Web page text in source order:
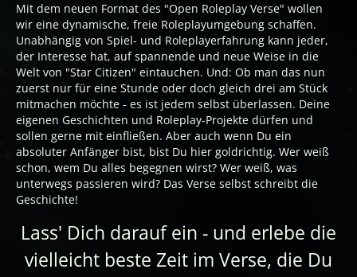
Mit dem neuen Format des "Open Roleplay Verse" wollen
wir eine dynamische, freie Roleplayumgebung schaffen.
Unabhängig von Spiel- und Roleplayerfahrung kann jeder,
der Interesse hat, auf spannende und neue Weise in die
Welt von "Star Citizen" eintauchen. Und: Ob man das nun
zuerst nur für eine Stunde oder doch gleich drei am Stück
mitmachen möchte - es ist jedem selbst überlassen. Deine
eigenen Geschichten und Roleplay-Projekte dürfen und
sollen gerne mit einfließen. Aber auch wenn Du ein
absoluter Anfänger bist, bist Du hier goldrichtig. Wer weiß
schon, wem Du alles begegnen wirst? Wer weiß, was
unterwegs passieren wird? Das Verse selbst schreibt die
Geschichte!
Lass' Dich darauf ein - und erlebe die
vielleicht beste Zeit im Verse, die Du